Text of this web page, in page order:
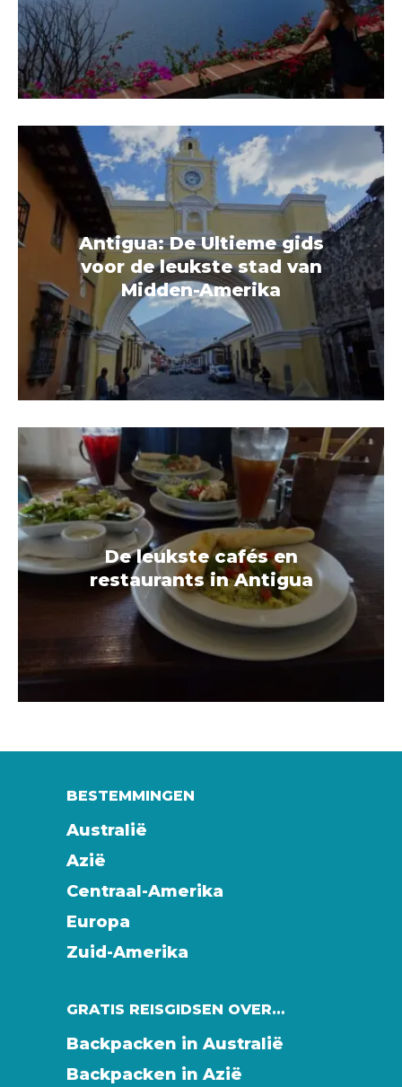
Antigua: De Ultieme gids
voor de leukste stad van
Midden-Amerika
De leukste cafés en
restaurants in Antigua
BESTEMMINGEN
Australië
Azië
Centraal-Amerika
Europa
Zuid-Amerika
GRATIS REISGIDSEN OVER…
Backpacken in Australië
Backpacken in Azië